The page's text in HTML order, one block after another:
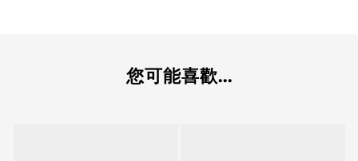
您可能喜歡...